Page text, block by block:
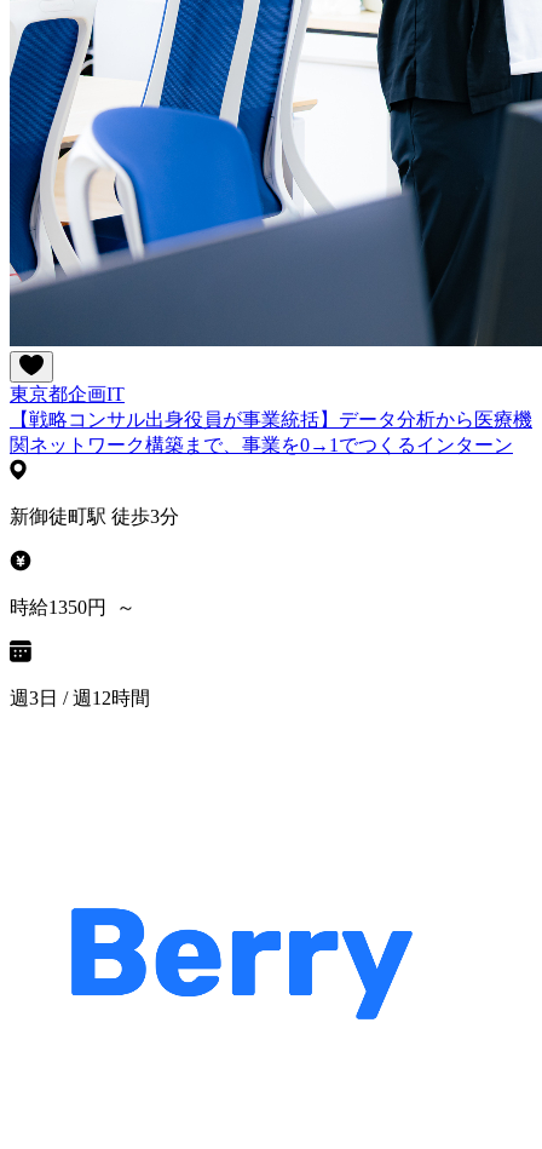
東京都企画IT
【戦略コンサル出身役員が事業統括】データ分析から医療機
関ネットワーク構築まで、事業を0→1でつくるインターン
新御徒町駅 徒歩3分
時給1350円 ～
週3日 / 週12時間